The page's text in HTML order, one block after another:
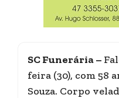
SC Funerária –
feira (30), com 58
Souza. Corpo